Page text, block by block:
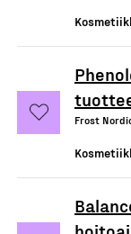
Frost